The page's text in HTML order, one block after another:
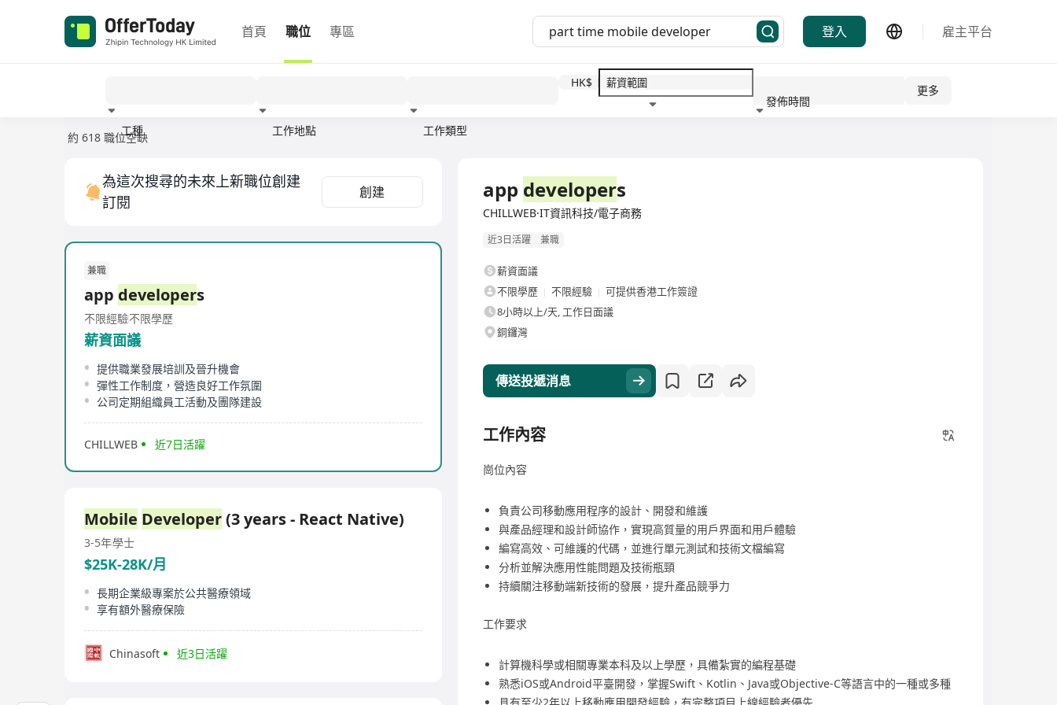
首頁 職位 專區 登入 雇主平台
工種 工作地點 工作類型
HK$
發佈時間
更多
約 618 職位空缺
為這次搜尋的未來上新職位創建
訂閱
創建
兼職
app developers
不限經驗不限學歷
薪資面議
提供職業發展培訓及晉升機會
彈性工作制度，營造良好工作氛圍
公司定期組織員工活動及團隊建設
CHILLWEB 近7日活躍
Mobile Developer(3 years - React Native)
3-5年學士
$25K-28K/月
長期企業級專案於公共醫療領域
享有額外醫療保險
Chinasoft 近3日活躍
app developers
CHILLWEB·IT資訊科技/電子商務
近3日活躍 兼職
薪資面議
不限學歷
不限經驗
可提供香港工作簽證
8小時以上/天, 工作日面議
銅鑼灣
傳送投遞消息
工作內容
崗位內容
負責公司移動應用程序的設計、開發和維護
與產品經理和設計師協作，實現高質量的用戶界面和用戶體驗
編寫高效、可維護的代碼，並進行單元測試和技術文檔編寫
分析並解決應用性能問題及技術瓶頸
持續關注移動端新技術的發展，提升產品競爭力
工作要求
計算機科學或相關專業本科及以上學歷，具備紮實的編程基礎
熟悉iOS或Android平臺開發，掌握Swift、Kotlin、Java或Objective-C等語言中的一種或多種